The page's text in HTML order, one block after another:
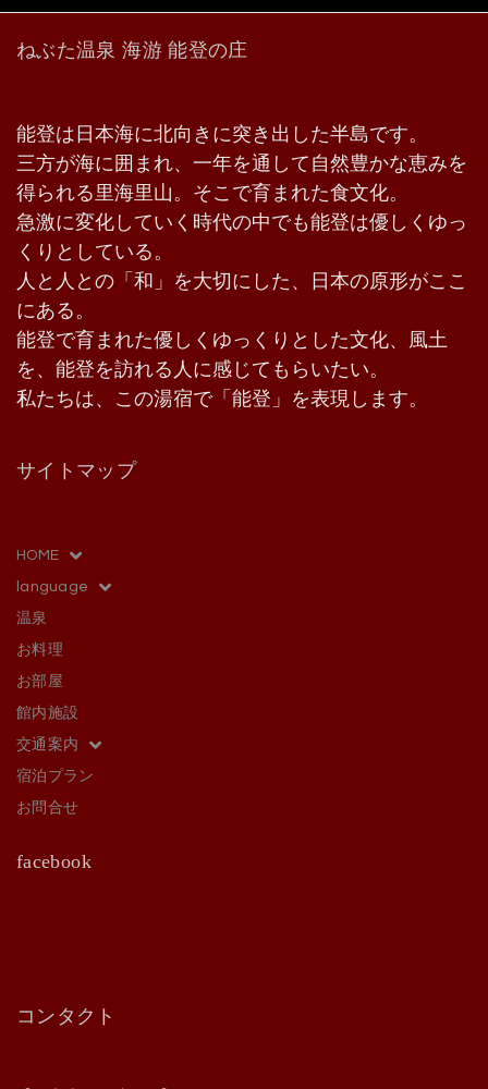
ねぶた温泉 海游 能登の庄
能登は日本海に北向きに突き出した半島です。
三方が海に囲まれ、一年を通して自然豊かな恵みを
得られる里海里山。そこで育まれた食文化。
急激に変化していく時代の中でも能登は優しくゆっ
くりとしている。
人と人との「和」を大切にした、日本の原形がここ
にある。
能登で育まれた優しくゆっくりとした文化、風土
を、能登を訪れる人に感じてもらいたい。
私たちは、この湯宿で「能登」を表現します。
サイトマップ
HOME
language
温泉
お料理
お部屋
館内施設
交通案内
宿泊プラン
お問合せ
facebook
コンタクト